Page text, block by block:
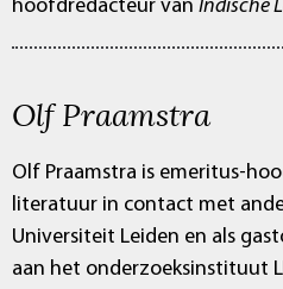
hoofdredacteur van Indische
Olf Praamstra
Olf Praamstra is emeritus-
literatuur in contact met
Universiteit Leiden en als
aan het onderzoeksinstituut